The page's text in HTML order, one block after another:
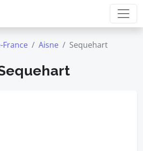
France Aisne Sequehart